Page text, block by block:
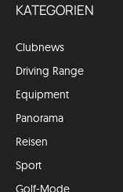
KATEGORIEN
Clubnews
Driving Range
Equipment
Panorama
Reisen
Sport
Golf-Mode